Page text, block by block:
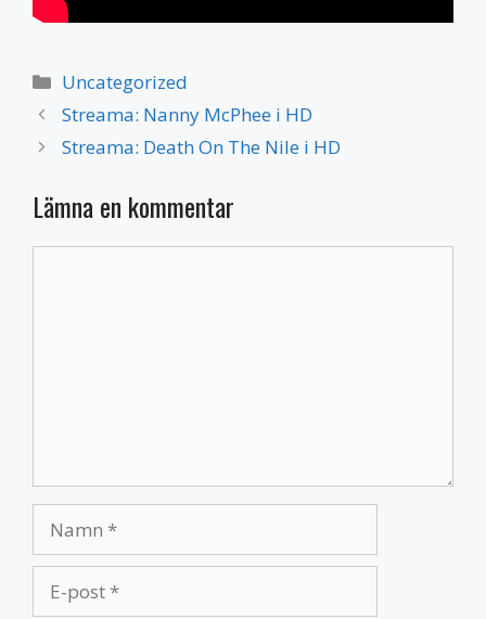
Kategorier
Uncategorized
Streama: Nanny McPhee i HD
Streama: Death On The Nile i HD
Lämna en kommentar
post